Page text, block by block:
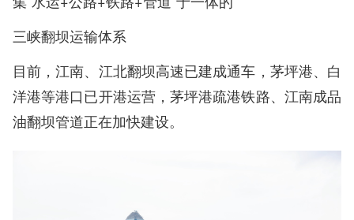
三峡翻坝运输体系
目前，江南、江北翻坝高速已建成通车，茅坪港、白
洋港等港口已开港运营，茅坪港疏港铁路、江南成品
油翻坝管道正在加快建设。